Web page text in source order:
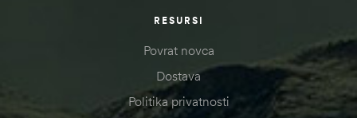
RESURSI
Povrat novca
Dostava
Politika privatnosti